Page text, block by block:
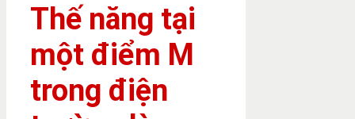
Thế năng tại
một điểm M
trong điện